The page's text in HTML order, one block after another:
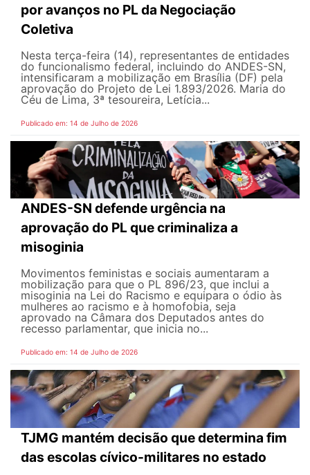
por avanços no PL da Negociação
Coletiva
Nesta terça-feira (14), representantes de entidades
do funcionalismo federal, incluindo do ANDES-SN,
intensificaram a mobilização em Brasília (DF) pela
aprovação do Projeto de Lei 1.893/2026. Maria do
Céu de Lima, 3ª tesoureira, Letícia...
Publicado em: 14 de Julho de 2026
ANDES-SN defende urgência na
aprovação do PL que criminaliza a
misoginia
Movimentos feministas e sociais aumentaram a
mobilização para que o PL 896/23, que inclui a
misoginia na Lei do Racismo e equipara o ódio às
mulheres ao racismo e à homofobia, seja
aprovado na Câmara dos Deputados antes do
recesso parlamentar, que inicia no...
Publicado em: 14 de Julho de 2026
TJMG mantém decisão que determina fim
das escolas cívico-militares no estado